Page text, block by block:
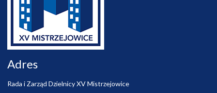
Adres
Rada i Zarząd Dzielnicy XV Mistrzejowice